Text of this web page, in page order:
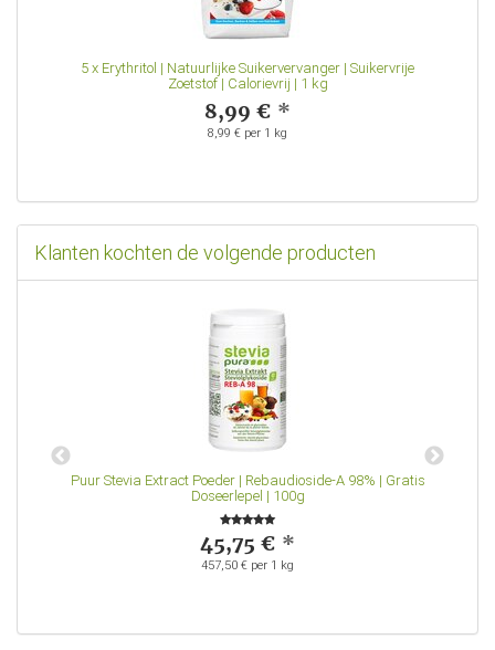
5 x Erythritol | Natuurlijke Suikervervanger | Suikervrije
Zoetstof | Calorievrij | 1 kg
8,99 € *
8,99 € per 1 kg
Klanten kochten de volgende producten
Puur Stevia Extract Poeder | Rebaudioside-A 98% | Gratis
Doseerlepel | 100g
45,75 € *
457,50 € per 1 kg